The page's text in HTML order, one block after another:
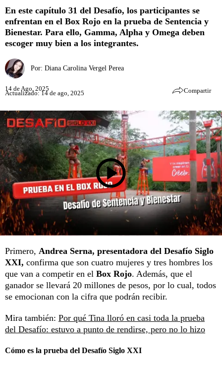
En este capítulo 31 del Desafío, los participantes se
enfrentan en el Box Rojo en la prueba de Sentencia y
Bienestar. Para ello, Gamma, Alpha y Omega deben
escoger muy bien a los integrantes.
Por: Diana Carolina Vergel Perea
14 de Ago, 2025
Actualizado: 14 de ago, 2025 Compartir
Primero, Andrea Serna, presentadora del Desafío Siglo
XXI, confirma que son cuatro mujeres y tres hombres los
que van a competir en el Box Rojo. Además, que el
ganador se llevará 20 millones de pesos, por lo cual, todos
se emocionan con la cifra que podrán recibir.
Mira también: Por qué Tina lloró en casi toda la prueba
del Desafío: estuvo a punto de rendirse, pero no lo hizo
Cómo es la prueba del Desafío Siglo XXI